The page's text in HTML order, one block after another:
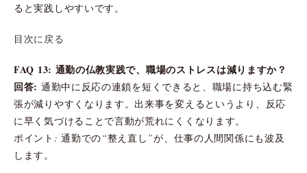
ると実践しやすいです。
目次に戻る
FAQ 13: 通勤の仏教実践で、職場のストレスは減りますか？
回答: 通勤中に反応の連鎖を短くできると、職場に持ち込む緊
張が減りやすくなります。出来事を変えるというより、反応
に早く気づけることで言動が荒れにくくなります。
ポイント: 通勤での“整え直し”が、仕事の人間関係にも波及
します。